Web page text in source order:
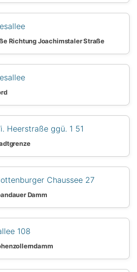
Richtung Joachimstaler Straße
Heerstraße ggü. 1 51
Chaussee 27
Damm
108